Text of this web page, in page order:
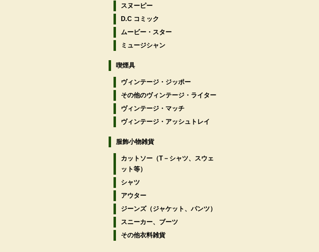
スヌーピー
D.C コミック
ムービー・スター
ミュージシャン
喫煙具
ヴィンテージ・ジッポー
その他のヴィンテージ・ライター
ヴィンテージ・マッチ
ヴィンテージ・アッシュトレイ
服飾小物雑貨
カットソー（T－シャツ、スウェ
ット等）
シャツ
アウター
ジーンズ（ジャケット、パンツ）
スニーカー、ブーツ
その他衣料雑貨